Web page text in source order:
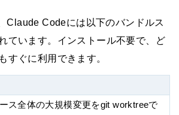
Claude Codeには以下のバンドルス
ています。インストール不要で、ど
すぐに利用できます。
ス全体の大規模変更をgit worktreeで